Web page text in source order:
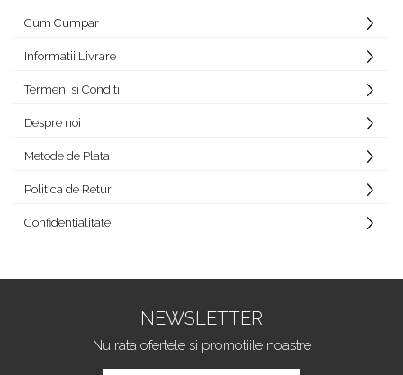
Cum Cumpar
Informatii Livrare
Termeni si Conditii
Despre noi
Metode de Plata
Politica de Retur
Confidentialitate
NEWSLETTER
Nu rata ofertele si promotiile noastre